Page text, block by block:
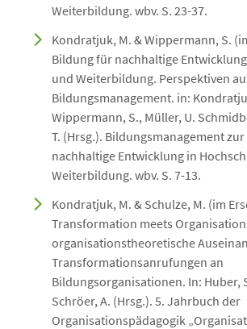
Weiterbildung. wbv. S. 23-37.
Kondratjuk, M. & Wippermann, S.
Bildung für nachhaltige
und Weiterbildung. Perspektiven
Bildungsmanagement. in:
Wippermann, S., Müller, U.
T. (Hrsg.). Bildungsmanagement
nachhaltige Entwicklung in
Weiterbildung. wbv. S. 7-13.
Kondratjuk, M. & Schulze, M. (im
Transformation meets
organisationstheoretische
Transformationsanrufungen an
Bildungsorganisationen. In: Huber,
Schröer, A. (Hrsg.). 5. Jahrbuch der
Organisationspädagogik